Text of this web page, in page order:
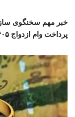
خبر مهم سخنگوی
پرداخت وام ازدواج ۱۴۰۵ مشخص شد